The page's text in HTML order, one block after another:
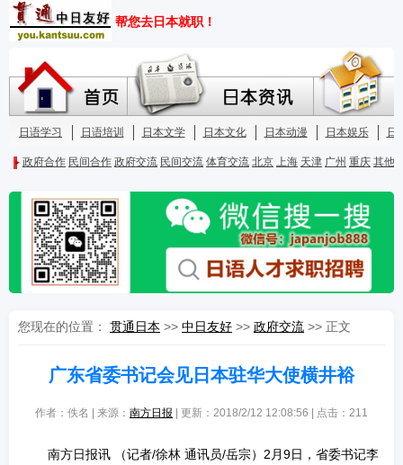
您现在的位置： 贯通日本 >> 中日友好 >> 政府交流 >> 正文
广东省委书记会见日本驻华大使横井裕
作者：佚名 | 来源： 南方日报 | 更新：2018/2/12 12:08:56 | 点击： 211
南方日报讯 （记者/徐林 通讯员/岳宗）2月9日，省委书记李